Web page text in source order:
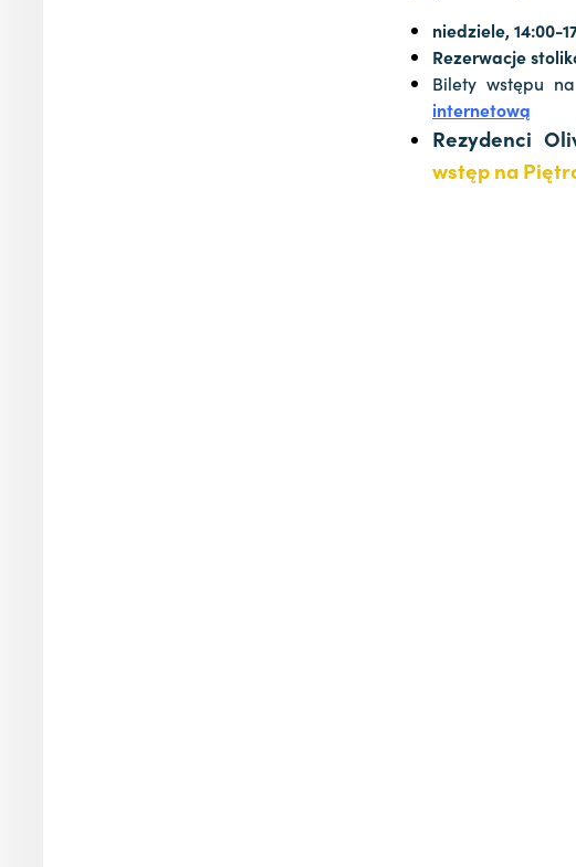
niedziele, 14:00-
Rezerwacje
Bilety wstępu
internetową
Rezydenci
wstęp na